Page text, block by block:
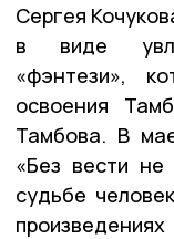
Сергея
в виде
«фэнтези»,
освоения
Тамбова. В
«Без вести не
судьбе